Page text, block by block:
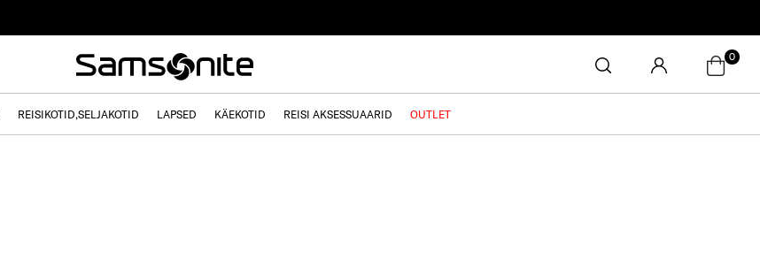
0
REISIKOTID,SELJAKOTID LAPSED KÄEKOTID REISI AKSESSUAARID OUTLET